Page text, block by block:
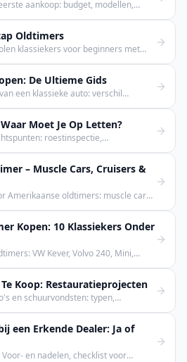
aankoop: budget, modellen,
Oldtimers
klassiekers voor beginners met
De Ultieme Gids
een klassieke auto: verschil
Moet Je Op Letten?
roestinspectie,
– Muscle Cars, Cruisers &
Amerikaanse oldtimers: muscle cars,
Kopen: 10 Klassiekers Onder
VW Kever, Volvo 240, Mini,
Koop: Restauratieprojecten
en schuurvondsten: typen,
een Erkende Dealer: Ja of
en nadelen, checklist voor